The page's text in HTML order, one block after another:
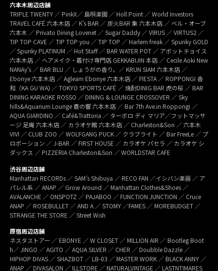
六本木周辺店舗
TRIPLE TWENTY ／ PinkX／ 島唄楽園 ／ Holl Point ／ World Investors
TRAVEL CAFÉ 六本木店 ／ K’s BAR ／ 炭火BAR 集 六本木店 ／ ベル・オーブ
六本木 ／ Privato Dining Lovenet ／ Sugar Daddy ／ VIRUS ／ VIRTUS2 ／
TIP TOP CAVE ／ TIP TOP you ／ TIP TOP ／ Harlem freak ／ Spunky GOLD
／ Spunky PLATINUM ／ Hot Staff ／ BAR WATER POT ／ アボットチョイス
六本木店 ／ ヘアメイク・着付け専門店 GEKKABIJIN 本店 ／ Cecile Aoki New
NANAy’s ／ BAR BLU ／ しょうがの香り。／ KRUN SIAM 六本木店 ／
Ebonye 六本木店 ／ Agleam Ebonye 六本木店 ／ FIESTA ／ ROPPONGI 香
和（KA GU WA) ／ TOKYO SPORTS CAFÉ ／ 焼酎DINIG BAR 虎の桜 ／ BAR
DINING KARAOKE ROSSO ／ DINING & LOUNGE CROSSOVER ／ Sky
hills&Aquarium Lounge 蒼の響 六本木店 ／ Bar 7th Ave.in Roppongi ／
AQUA GIARDINO ／ Café&Trattoria ／ ターボロ ディ マリア／フットマッサ
ージ 足庵 六本木店 ／ カラオケ館 六本木店 ／ Charleston&Son ／ 六本木
VIVI ／ CLUB ZOO ／ WOLFGANG PUCK ／ クラブライト ／ Bar FreeLe ／ プ
ロポーション ／ J-BAR ／ FIRST HOUSE ／ カラオケ パセラ ／ カラオケ シ
ダックス ／ PIZZERIA Charleston&Son ／ WORLDSTAR CAFE
渋谷周辺店舗
Manhattan RECORDs ／ SAM’s Shibuya ／ RECO FAN ／イシバシ楽器 ／ ア
パレル系 ／ ANAP ／ Grow Around ／ Manhattan Clothes&Shoes ／
AVALANCHE ／ ONSPOTZ ／ PAJABOO ／ FUNCTION JUNCTION ／ Cruce
ANAP ／ ROSEBULLET ／ AND A ／ STOMY ／FAMES ／ MOREBUDGET ／
STRANGE THE STORE ／ Street Wish
原宿周辺店舗
ネスタストアー ／ EBONYE ／ W CLOSET ／ MILLION AIR ／ Bootleg Boot
h／ JINGO ／ AGITO ／ AQUA SILVER ／ CHER ／ Doubble Dazzle ／
HIPHOP DIVAS ／ SHAZBOT ／ LB-03 ／ MASTER WORK ／ BLACK ANNY ／
ANAP ／ DIVASALON ／ ILLSTORE ／ NATURALVINTAGE ／ LASTNTIMARES